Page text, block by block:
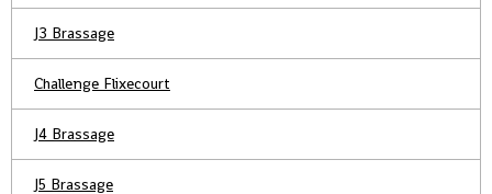
J3 Brassage
Challenge Flixecourt
J4 Brassage
J5 Brassage